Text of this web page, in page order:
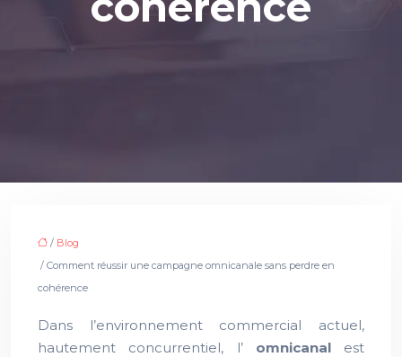
/ Blog
/ Comment réussir une campagne omnicanale sans perdre en
cohérence
Dans l’environnement commercial actuel,
hautement concurrentiel, l’ omnicanal est